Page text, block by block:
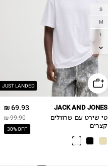
JUST LANDED
S
M
L
XL
2XL
69.93 ₪
99.90 ₪
30% OFF
JACK AND JONES
טי שירט עם שרוולים
קצרים